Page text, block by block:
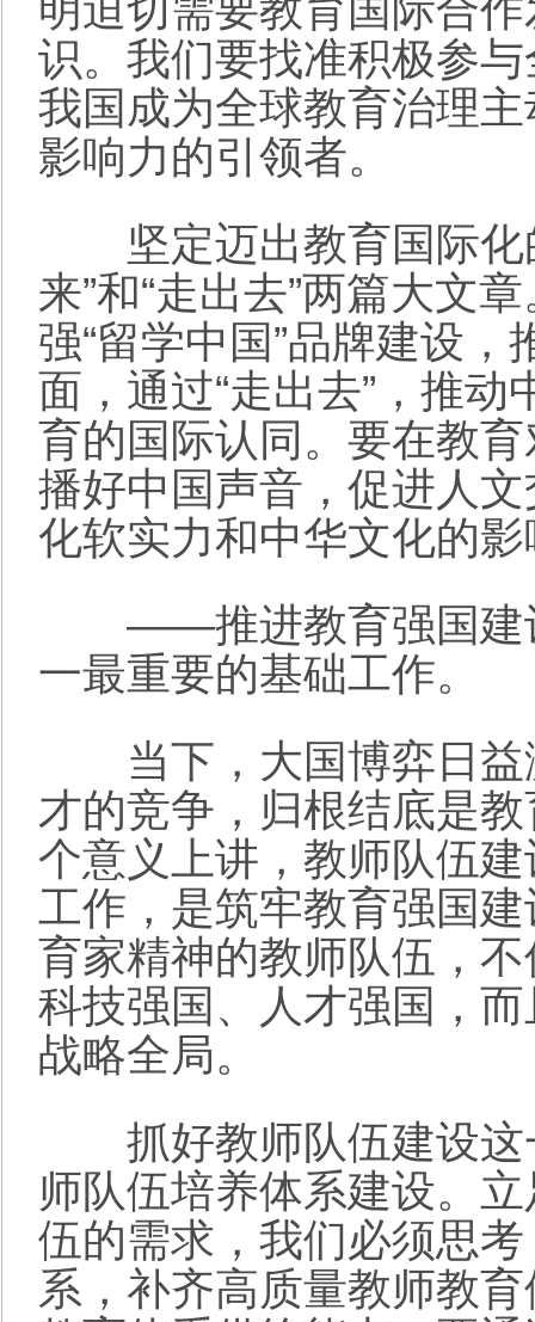
识。我们要找准积极参
我国成为全球教育治理
影响力的引领者。
坚定迈出教育国际化
来”和“走出去”两篇大文
强“留学中国”品牌建设
面，通过“走出去”，推
育的国际认同。要在教
播好中国声音，促进人
化软实力和中华文化的
——推进教育强国建设
一最重要的基础工作。
当下，大国博弈日益
才的竞争，归根结底是
个意义上讲，教师队伍
工作，是筑牢教育强国
育家精神的教师队伍，
科技强国、人才强国，
战略全局。
抓好教师队伍建设这
师队伍培养体系建设。
伍的需求，我们必须思
系，补齐高质量教师教